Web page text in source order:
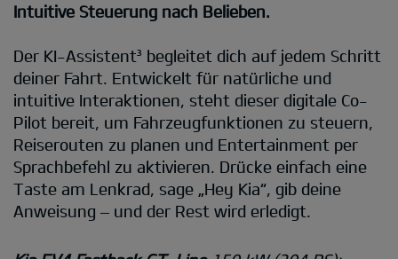
Intuitive Steuerung nach Belieben.
Der KI-Assistent³ begleitet dich auf jedem Schritt
deiner Fahrt. Entwickelt für natürliche und
intuitive Interaktionen, steht dieser digitale Co-
Pilot bereit, um Fahrzeugfunktionen zu steuern,
Reiserouten zu planen und Entertainment per
Sprachbefehl zu aktivieren. Drücke einfach eine
Taste am Lenkrad, sage „Hey Kia“, gib deine
Anweisung – und der Rest wird erledigt.